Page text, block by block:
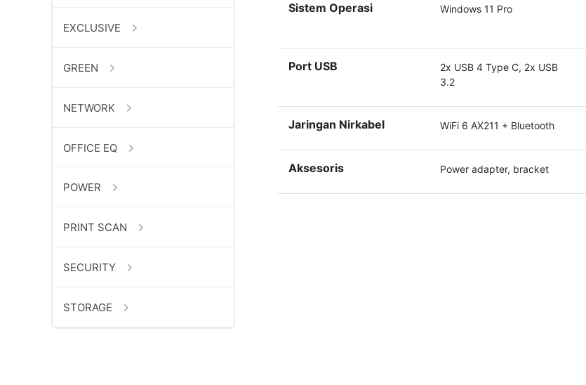
Sistem Operasi Windows 11 Pro
Port USB
2x USB 4 Type C, 2x USB
3.2
Jaringan Nirkabel WiFi 6 AX211 + Bluetooth
Aksesoris Power adapter, bracket
EXCLUSIVE
GREEN
NETWORK
OFFICE EQ
POWER
PRINT SCAN
SECURITY
STORAGE